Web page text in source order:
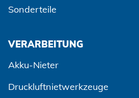
Sonderteile
VERARBEITUNG
Akku-Nieter
Druckluftnietwerkzeuge